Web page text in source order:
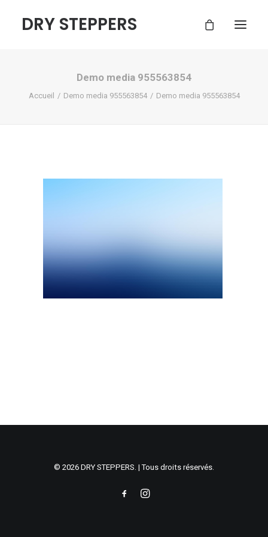
DRY STEPPERS
ACCUEIL
Demo media 955563854
Accueil Demo media 955563854 Demo media 955563854
© 2026 DRY STEPPERS. | Tous droits réservés.